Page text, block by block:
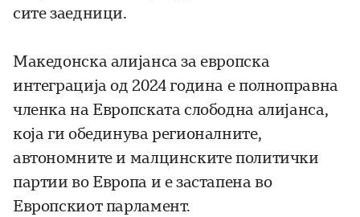
сите заедници.
Македонска алијанса за европска
интеграција од 2024 година е полноправна
членка на Европската слободна алијанса,
која ги обединува регионалните,
автономните и малцинските политички
партии во Европа и е застапена во
Европскиот парламент.